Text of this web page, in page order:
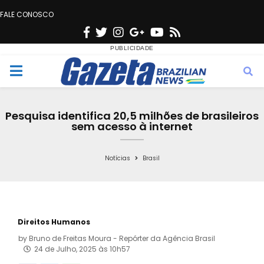
FALE CONOSCO
F
c
e
o
T
w
i
t
e
n
s
t
g
r
a
G
o
o
g
e
Y
u
t
b
s
M
Pesquisa identifica 20,5 milhões de brasileiros
sem acesso à internet
Notícias Brasil
Direitos Humanos
by Bruno de Freitas Moura - Repórter da Agência Brasil
24 de Julho, 2025 às 10h57